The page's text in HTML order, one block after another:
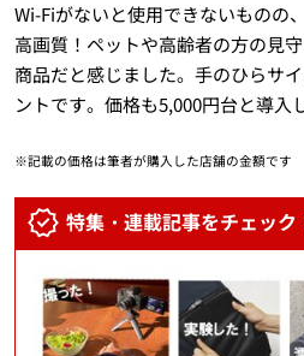
Wi-Fiがないと使用できないものの
高画質！ペットや高齢者の方の見
商品だと感じました。手のひらサ
ントです。価格も5,000円台と導入
※記載の価格は筆者が購入した店舗の金額です
特集・連載記事をチェック